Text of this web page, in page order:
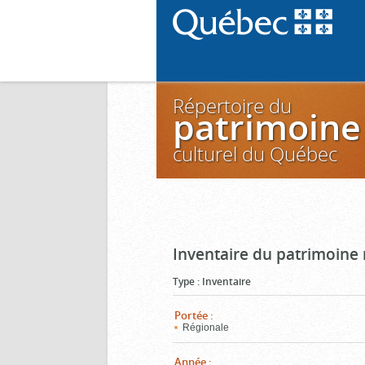
Répertoire du
patrimoine
culturel du Québec
Inventaire du patrimoine
Type : Inventaire
Portée :
Régionale